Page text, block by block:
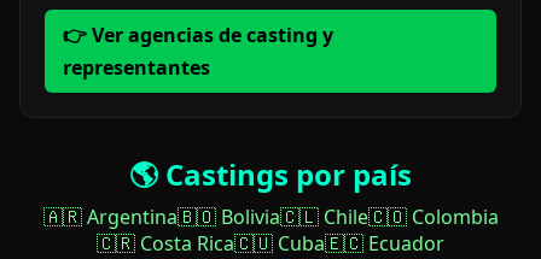
👉 Ver agencias de casting y
representantes
🌎 Castings por país
🇦🇷 Argentina🇧🇴 Bolivia🇨🇱 Chile🇨🇴 Colombia
🇨🇷 Costa Rica🇨🇺 Cuba🇪🇨 Ecuador